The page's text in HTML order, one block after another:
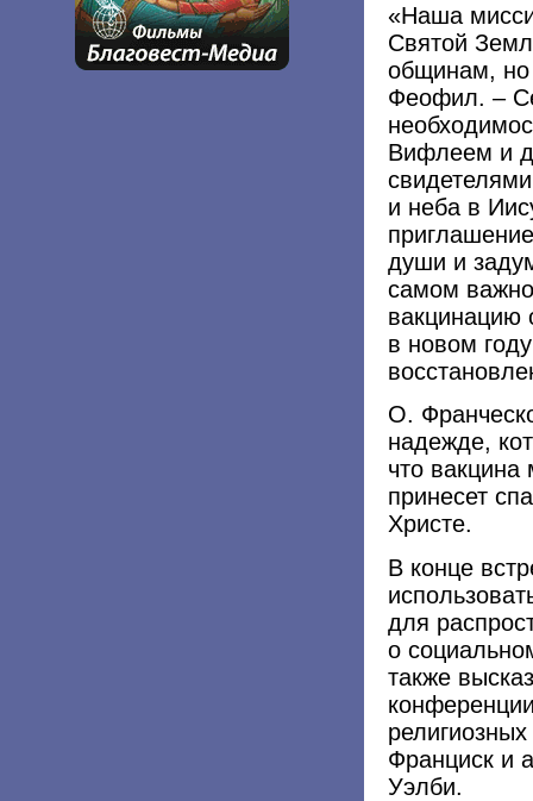
«Наша
Святой
общинам, но
Феофил. –
Вифлеем и
и неба в
души и
самом
вакцинацию
в новом
О.
надежде,
что вакцина
принесет
Христе.
В конце
для
о
также
Франциск и
Уэлби.